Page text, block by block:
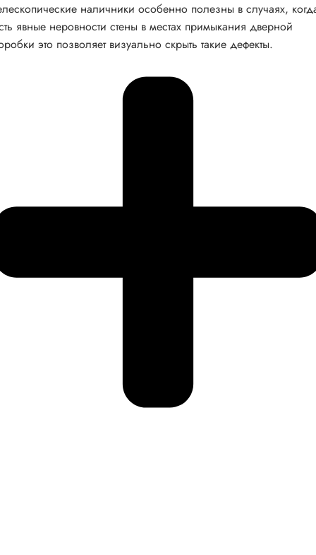
наличники особенно полезны в случаях,
явные неровности стены в местах примыкания дверной
это позволяет визуально скрыть такие дефекты.